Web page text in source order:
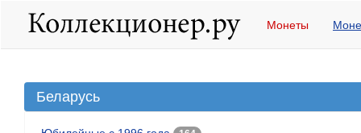
Монеты
Беларусь